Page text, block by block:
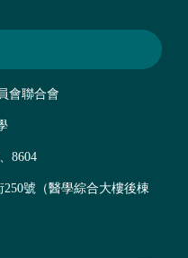
會聯合會
8604
號（醫學綜合大樓後棟